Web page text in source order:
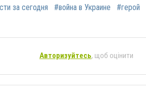
за сегодня #война в Украине
#герой
Авторизуйтесь, щоб оцінити